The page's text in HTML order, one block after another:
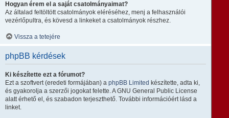
Hogyan érem el a saját csatolmányaimat?
Az általad feltöltött csatolmányok eléréséhez, menj a felhasználói
vezérlőpultra, és kövesd a linkeket a csatolmányok részhez.
Vissza a tetejére
phpBB kérdések
Ki készítette ezt a fórumot?
Ezt a szoftvert (eredeti formájában) a phpBB Limited készítette, adta ki,
és gyakorolja a szerzői jogokat felette. A GNU General Public License
alatt érhető el, és szabadon terjeszthető. További információért lásd a
linket.